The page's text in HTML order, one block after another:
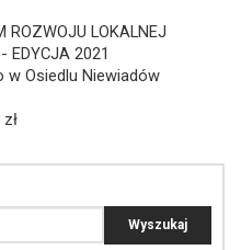
ROZWOJU LOKALNEJ
EDYCJA 2021
w Osiedlu Niewiadów